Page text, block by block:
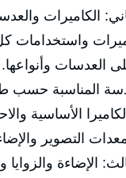
الكاميرات
واستخدامات
العدسات وأنواعها.
المناسبة حسب
الأساسية
التصوير
الإضاءة والزوايا